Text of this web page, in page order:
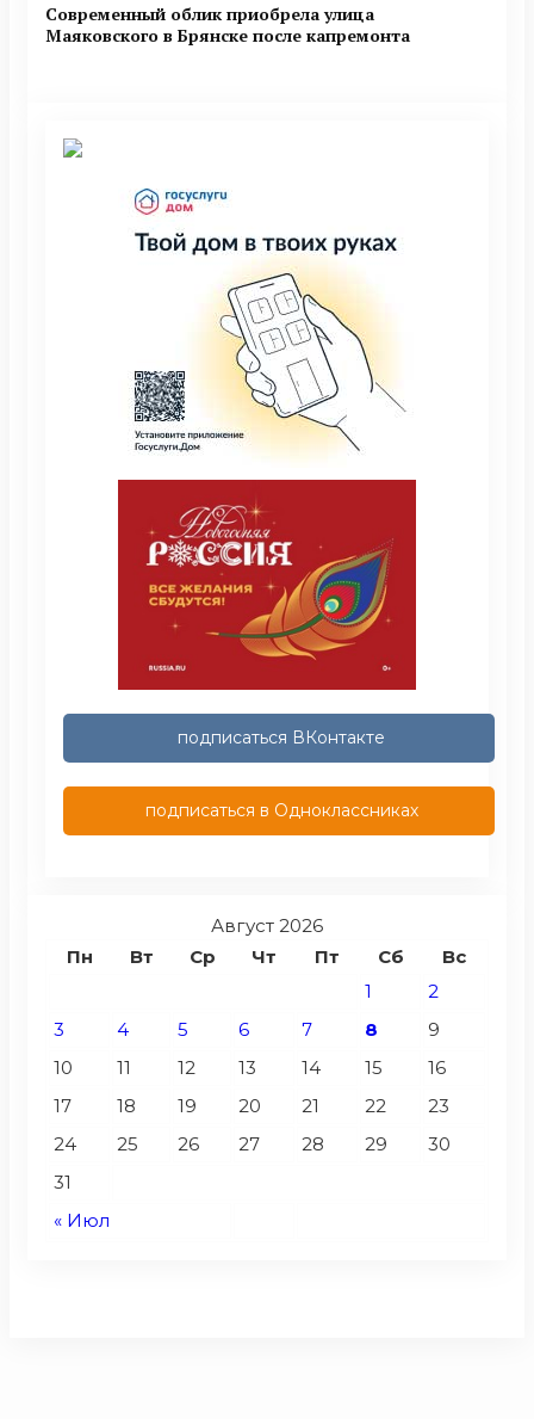
Современный облик приобрела улица
Маяковского в Брянске после капремонта
подписаться ВКонтакте
подписаться в Одноклассниках
Август 2026
Пн
Вт Ср Чт Пт Сб Вс
« Июл
1
2
3
4 5 6 7 8
9
10
11 12 13 14 15
16
17
18 19 20 21 22
23
24
25 26 27 28 29
30
31